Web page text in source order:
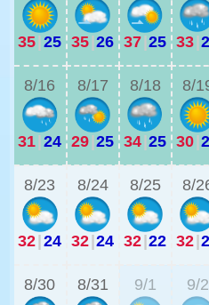
35|25 35|26 37|25 33|
8/16
31|24
8/17
29|25
8/18
34|25
8/
30|
8/23
32|24
8/24
32|24
8/25
32|22
8/
32|
8/30 8/31 9/1 9/2